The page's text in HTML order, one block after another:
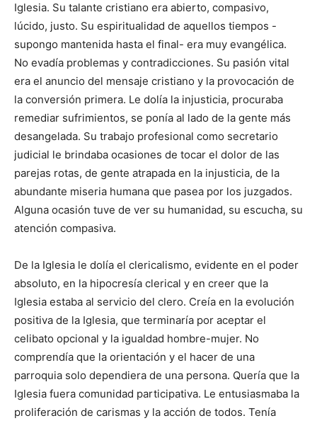
Iglesia. Su talante cristiano era abierto, compasivo,
lúcido, justo. Su espiritualidad de aquellos tiempos -
supongo mantenida hasta el final- era muy evangélica.
No evadía problemas y contradicciones. Su pasión vital
era el anuncio del mensaje cristiano y la provocación de
la conversión primera. Le dolía la injusticia, procuraba
remediar sufrimientos, se ponía al lado de la gente más
desangelada. Su trabajo profesional como secretario
judicial le brindaba ocasiones de tocar el dolor de las
parejas rotas, de gente atrapada en la injusticia, de la
abundante miseria humana que pasea por los juzgados.
Alguna ocasión tuve de ver su humanidad, su escucha, su
atención compasiva.
De la Iglesia le dolía el clericalismo, evidente en el poder
absoluto, en la hipocresía clerical y en creer que la
Iglesia estaba al servicio del clero. Creía en la evolución
positiva de la Iglesia, que terminaría por aceptar el
celibato opcional y la igualdad hombre-mujer. No
comprendía que la orientación y el hacer de una
parroquia solo dependiera de una persona. Quería que la
Iglesia fuera comunidad participativa. Le entusiasmaba la
proliferación de carismas y la acción de todos. Tenía